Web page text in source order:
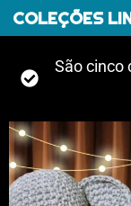
COLEÇÕES
São cinco